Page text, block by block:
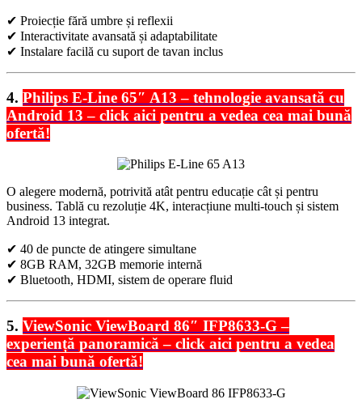
✔ Proiecție fără umbre și reflexii
✔ Interactivitate avansată și adaptabilitate
✔ Instalare facilă cu suport de tavan inclus
4. Philips E-Line 65″ A13 – tehnologie avansată cu
Android 13 – click aici pentru a vedea cea mai bună
ofertă!
O alegere modernă, potrivită atât pentru educație cât și pentru
business. Tablă cu rezoluție 4K, interacțiune multi-touch și sistem
Android 13 integrat.
✔ 40 de puncte de atingere simultane
✔ 8GB RAM, 32GB memorie internă
✔ Bluetooth, HDMI, sistem de operare fluid
5. ViewSonic ViewBoard 86″ IFP8633-G –
experiență panoramică – click aici pentru a vedea
cea mai bună ofertă!